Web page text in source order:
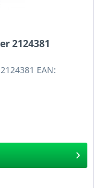
2124381
EAN: